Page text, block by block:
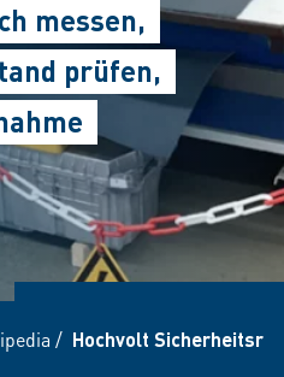
messen,
prüfen,
/ Hochvolt